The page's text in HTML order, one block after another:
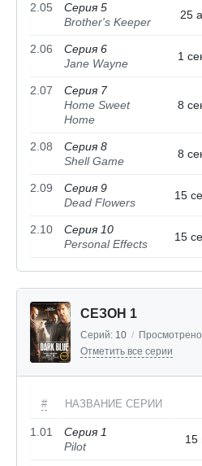
2.05
Серия 5
Brother's Keeper
25
2.06
Серия 6
Jane Wayne
1
2.07
Серия 7
Home Sweet
Home
8
2.08
Серия 8
Shell Game
8
2.09
Серия 9
Dead Flowers
15
2.10
Серия 10
Personal Effects
15
СЕЗОН 1
Серий: 10 /
Отметить все серии
# НАЗВАНИЕ СЕРИИ
1.01
Серия 1
Pilot
15